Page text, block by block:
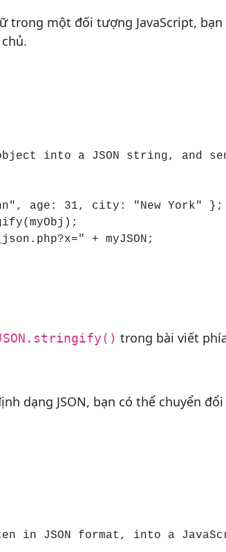
trong một đối tượng JavaScript,
into a JSON string, and
age: 31, city: "New York" };
+ myJSON;
trong bài viết
dạng JSON, bạn có thể chuyển
in JSON format, into a